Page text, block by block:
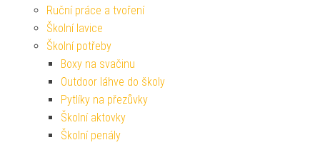
Ruční práce a tvoření
Školní lavice
Školní potřeby
Boxy na svačinu
Outdoor láhve do školy
Pytlíky na přezůvky
Školní aktovky
Školní penály